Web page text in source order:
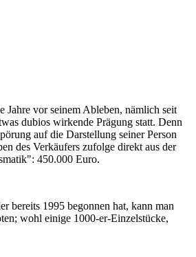
Jahre vor seinem Ableben, nämlich seit
dubios wirkende Prägung statt. Denn
auf die Darstellung seiner Person
des Verkäufers zufolge direkt aus der
450.000 Euro.
bereits 1995 begonnen hat, kann man
wohl einige 1000-er-Einzelstücke,